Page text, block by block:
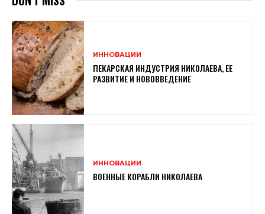
ИННОВАЦИИ
ПЕКАРСКАЯ ИНДУСТРИЯ НИКОЛАЕВА, ЕЕ
РАЗВИТИЕ И НОВОВВЕДЕНИЕ
ИННОВАЦИИ
ВОЕННЫЕ КОРАБЛИ НИКОЛАЕВА